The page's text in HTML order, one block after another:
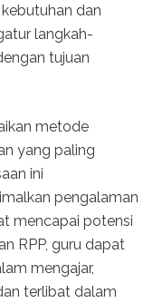
dan
langkah-
tujuan
metode
yang paling
ini
pengalaman
mencapai potensi
RPP, guru dapat
mengajar,
terlibat dalam